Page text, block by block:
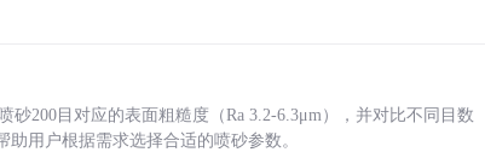
200目对应的表面粗糙度（Ra 3.2-6.3μm），并对比不同目数
用户根据需求选择合适的喷砂参数。